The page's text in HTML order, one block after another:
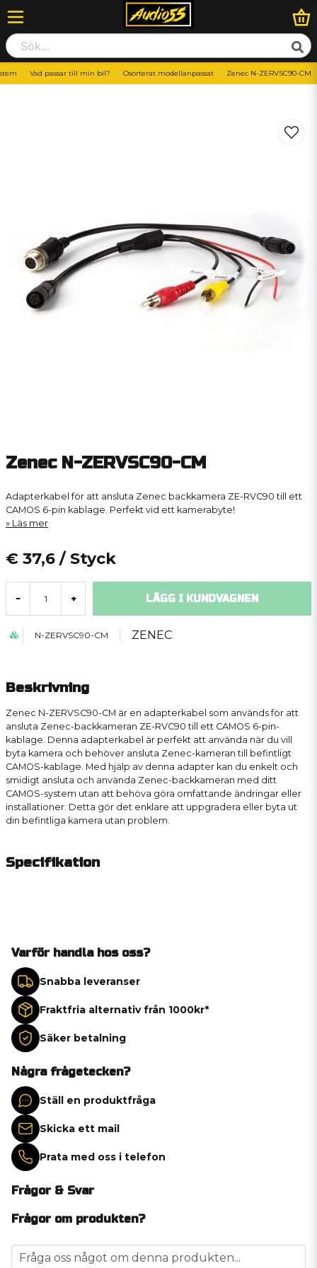
Vad passar till min bil? Osorterat modellanpassat Zenec N-ZERVSC90-CM
Zenec N-ZERVSC90-CM
Adapterkabel för att ansluta Zenec backkamera ZE-RVC90 till ett
CAMOS 6-pin kablage. Perfekt vid ett kamerabyte!
Läs mer
€ 37,6 / Styck
- + LÄGG I KUNDVAGNEN
N-ZERVSC90-CM ZENEC
Beskrivning
Zenec N-ZERVSC90-CM är en adapterkabel som används för att
ansluta Zenec-backkameran ZE-RVC90 till ett CAMOS 6-pin-
kablage. Denna adapterkabel är perfekt att använda när du vill
byta kamera och behöver ansluta Zenec-kameran till befintligt
CAMOS-kablage. Med hjälp av denna adapter kan du enkelt och
smidigt ansluta och använda Zenec-backkameran med ditt
CAMOS-system utan att behöva göra omfattande ändringar eller
installationer. Detta gör det enklare att uppgradera eller byta ut
din befintliga kamera utan problem.
Specifikation
Varför handla hos oss?
Snabba leveranser
Fraktfria alternativ från 1000kr*
Säker betalning
Några frågetecken?
Ställ en produktfråga
Skicka ett mail
Prata med oss i telefon
Frågor & Svar
Frågor om produkten?
question
Fråga oss något om denna produkten...